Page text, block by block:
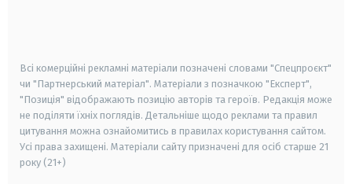
Всі комерційні рекламні матеріали позначені словами "Спецпроєкт"
чи "Партнерський матеріал". Матеріали з позначкою "Експерт",
"Позиція" відображають позицію авторів та героїв. Редакція може
не поділяти їхніх поглядів. Детальніше щодо реклами та правил
цитування можна ознайомитись в правилах користування сайтом.
Усі права захищені. Матеріали сайту призначені для осіб старше 21
року (21+)